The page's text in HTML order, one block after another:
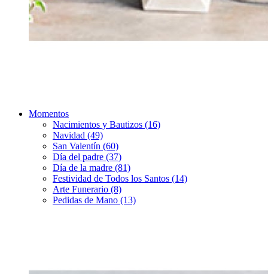
Momentos
Nacimientos y Bautizos (16)
Navidad (49)
San Valentín (60)
Día del padre (37)
Día de la madre (81)
Festividad de Todos los Santos (14)
Arte Funerario (8)
Pedidas de Mano (13)